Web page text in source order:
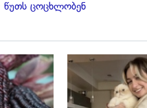
წუთს ცოცხლობენ